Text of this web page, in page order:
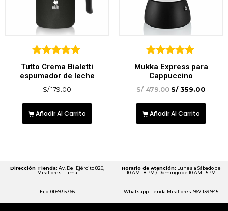
sobre 5
Tutto Crema Bialetti
espumador de leche
S/179.00
Añadir Al Carrito
sobre 5
Mukka Express para
Cappuccino
S/479.00 S/359.00
Añadir Al Carrito
Dirección Tienda: Av. Del Ejército 820,
Miraflores - Lima
Horario de Atención: Lunes a Sábado de
10 AM - 8 PM / Domingo de 10 AM - 5PM
Fijo: 01 693 5766 Whatsapp Tienda Miraflores: 967 139 945